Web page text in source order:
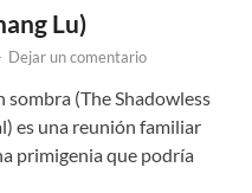
Lu)
Dejar un comentario
sombra (The Shadowless
es una reunión familiar
primigenia que podría